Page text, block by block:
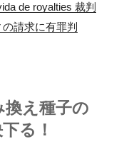
de royalties 裁判
請求に有罪判
換え種子の
る！